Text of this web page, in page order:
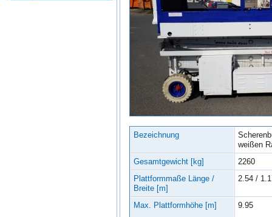
Bezeichnung
weißen
Gesamtgewicht [kg]
2260
Plattformmaße Länge /
Breite [m]
2.54 /
Max. Plattformhöhe [m] 9.95